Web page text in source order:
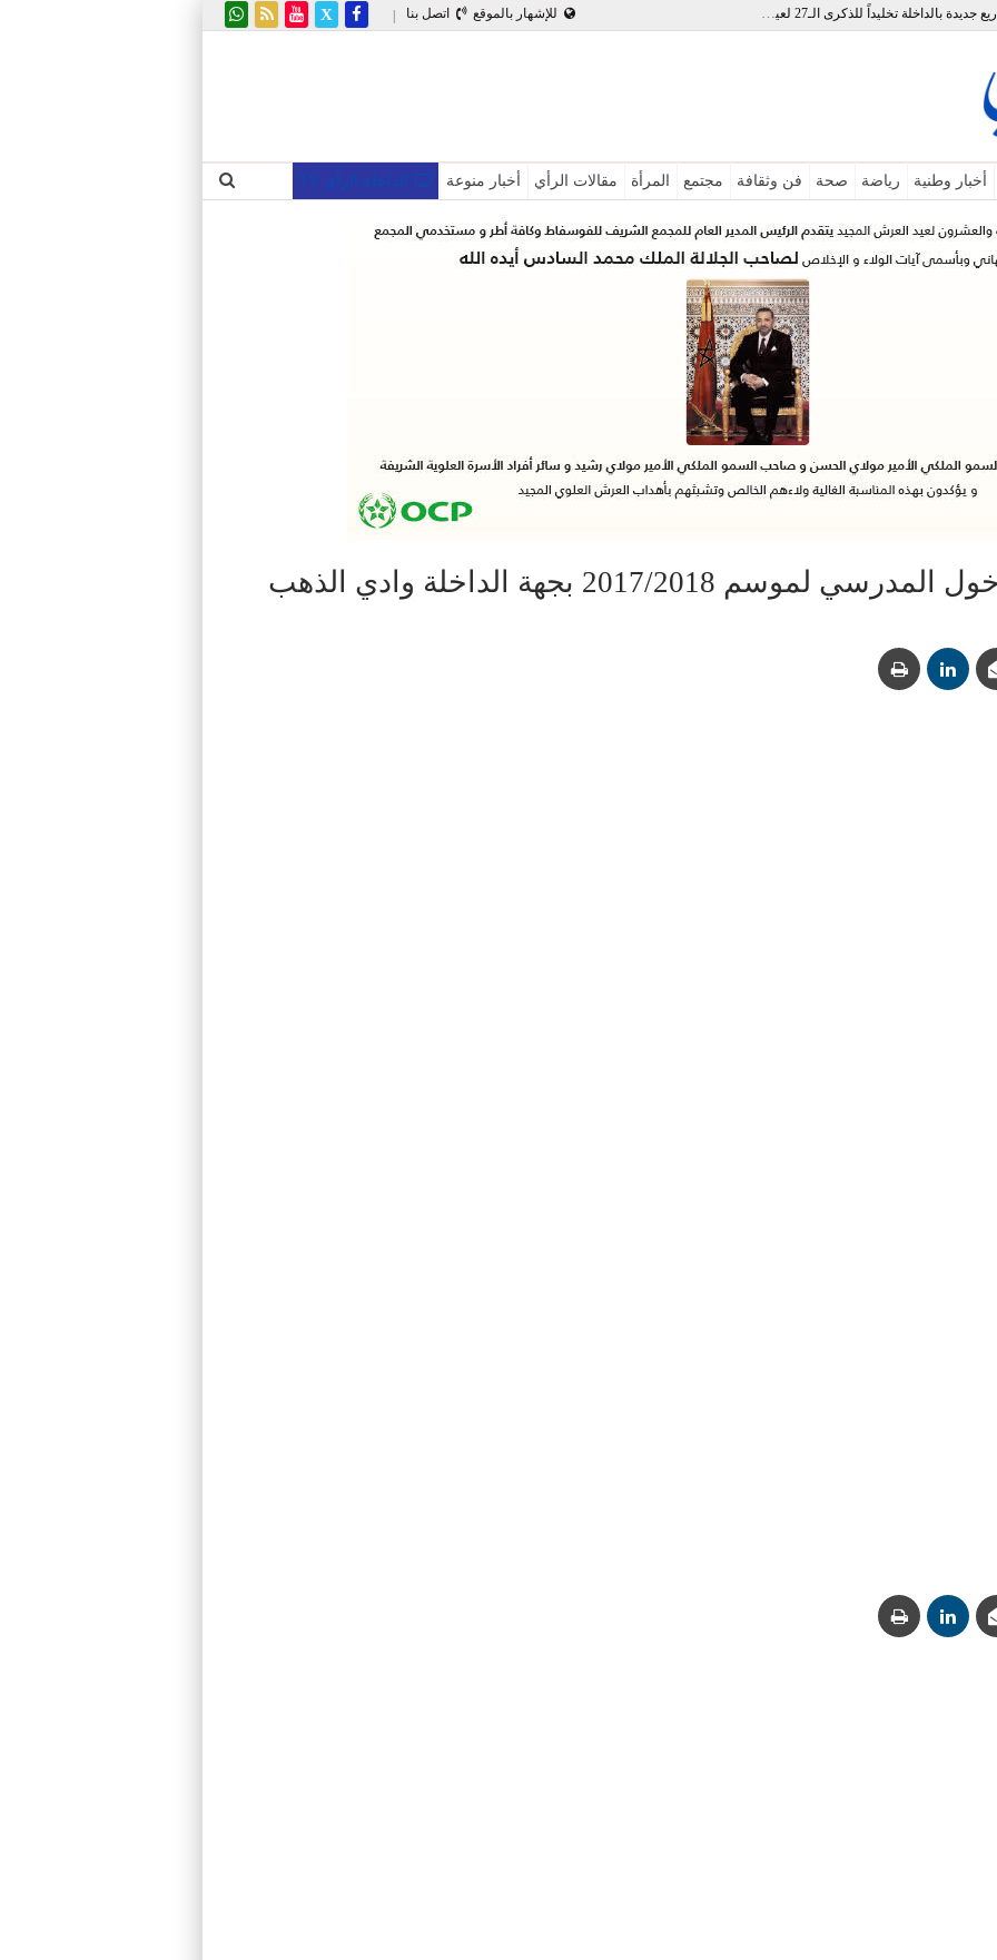
اتصل بنا للإشهار بالموقع بالفيديو : تدشين وإطلاق مشاريع جديدة بالداخلة تخليداً للذكرى الـ27 لعيد العرش
أخبار وطنية رياضة صحة فن وثقافة مجتمع المرأة مقالات الرأي أخبار منوعة الداخلة الرأي TV
2017/2018 بجهة الداخلة وادي الذهب